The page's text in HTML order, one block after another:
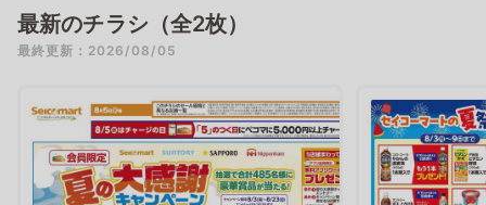
最新のチラシ（全2枚）
最終更新：2026/08/05